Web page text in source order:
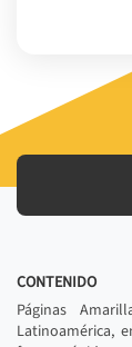
CONTENIDO
Páginas
Latinoamérica,